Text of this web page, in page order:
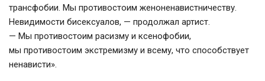
трансфобии. Мы противостоим женоненавистничеству.
Невидимости бисексуалов, — продолжал артист.
— Мы противостоим расизму и ксенофобии,
мы противостоим экстремизму и всему, что способствует
ненависти».